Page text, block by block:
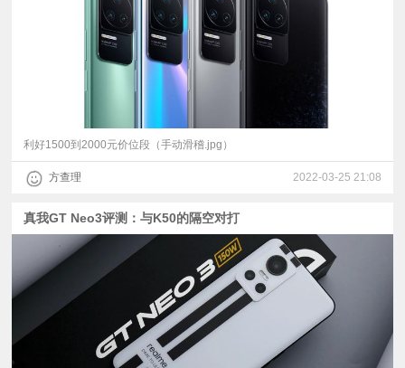
利好1500到2000元价位段（手动滑稽.jpg）
方查理 2022-03-25 21:08
真我GT Neo3评测：与K50的隔空对打